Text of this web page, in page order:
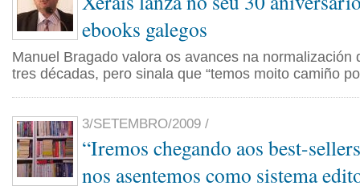
ebooks galegos
Manuel Bragado valora os avances na normalización
tres décadas, pero sinala que “temos moito camiño
3/SETEMBRO/2009 /
“Iremos chegando aos best-
nos asentemos como sistema